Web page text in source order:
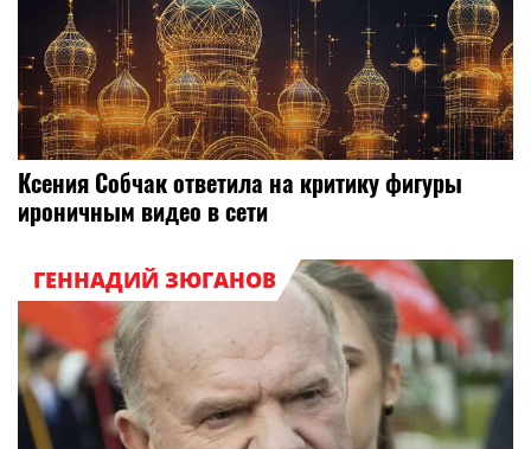
Ксения Собчак ответила на критику фигуры
ироничным видео в сети
ГЕННАДИЙ ЗЮГАНОВ